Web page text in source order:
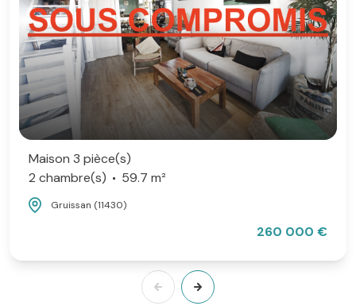
Maison 3 pièce(s)
2 chambre(s)
59.7 m²
Gruissan (11430)
260 000 €